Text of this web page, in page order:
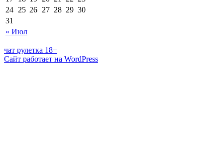
« Июл
24 25 26 27 28 29 30
31
чат рулетка 18+
Сайт работает на WordPress